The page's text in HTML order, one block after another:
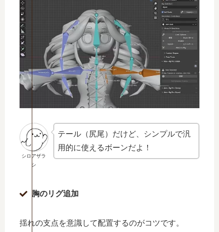
シロアザラ
シ
テール（尻尾）だけど、シンプルで汎
用的に使えるボーンだよ！
胸のリグ追加
揺れの支点を意識して配置するのがコツです。